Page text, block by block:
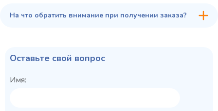
На что обратить внимание при получении заказа?
Оставьте свой вопрос
Имя: